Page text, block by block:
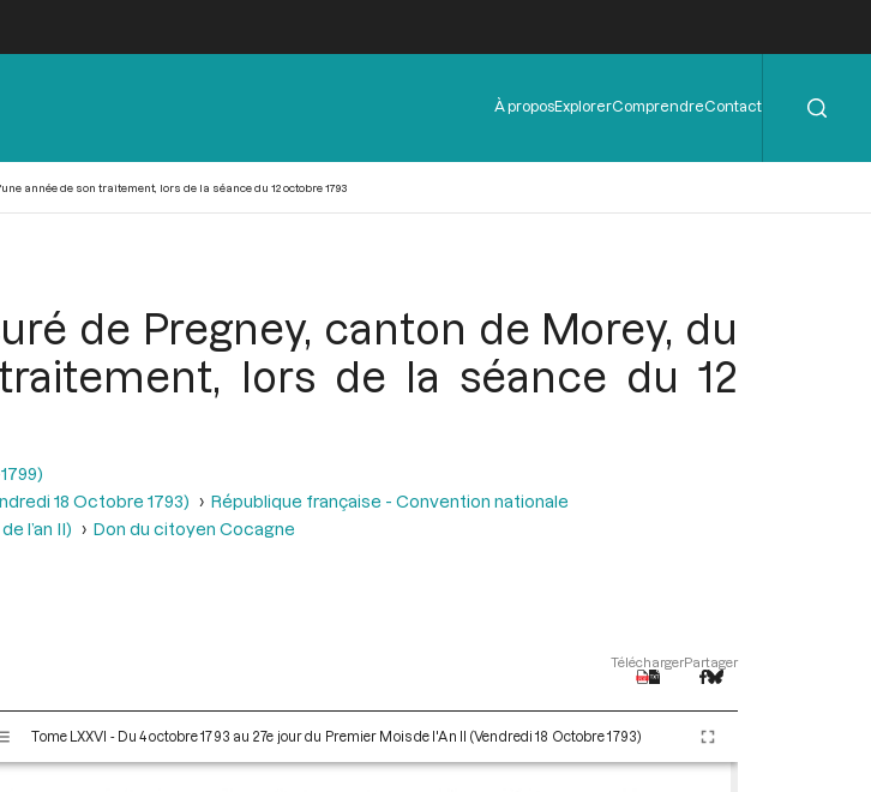
Menu
de
À proposExplorerComprendreContact
année de son traitement, lors de la séance du 12 octobre 1793
de Pregney, canton de Morey, du
lors de la séance du 12
18 Octobre 1793)
République française - Convention nationale
l’an II)
Don du citoyen Cocagne
TéléchargerPartager
Tome LXXVI - Du 4 octobre 1793 au 27e jour du Premier Mois de l'An II (Vendredi 18 Octobre 1793)